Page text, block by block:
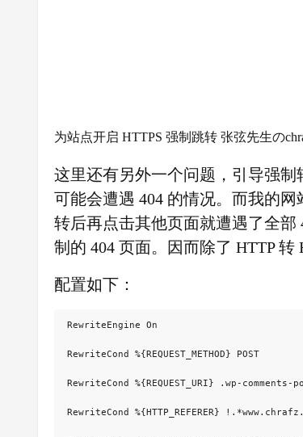
为站点开启 HTTPS 强制跳转 张弦先生の
这里还有另外一个问题，引导强
可能会遭遇 404 的情况。而我的
转后再点击其他页面就遭遇了全部
制的 404 页面。因而除了 HTTP 转
配置如下：
RewriteEngine On
RewriteCond %{REQUEST_METHOD} POST
RewriteCond %{REQUEST_URI} .wp-
RewriteCond %{HTTP_REFERER}